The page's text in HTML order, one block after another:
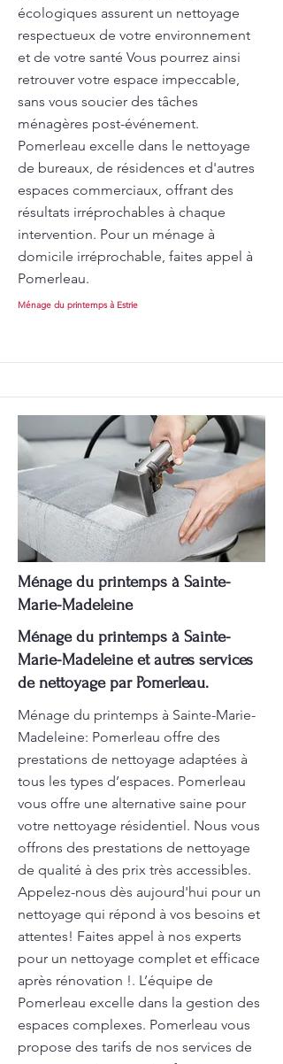
écologiques assurent un nettoyage
respectueux de votre environnement
et de votre santé Vous pourrez ainsi
retrouver votre espace impeccable,
sans vous soucier des tâches
ménagères post-événement.
Pomerleau excelle dans le nettoyage
de bureaux, de résidences et d'autres
espaces commerciaux, offrant des
résultats irréprochables à chaque
intervention. Pour un ménage à
domicile irréprochable, faites appel à
Pomerleau.
Ménage du printemps à Estrie
Ménage du printemps à Sainte-
Marie-Madeleine
Ménage du printemps à Sainte-
Marie-Madeleine et autres services
de nettoyage par Pomerleau.
Ménage du printemps à Sainte-Marie-
Madeleine: Pomerleau offre des
prestations de nettoyage adaptées à
tous les types d’espaces. Pomerleau
vous offre une alternative saine pour
votre nettoyage résidentiel. Nous vous
offrons des prestations de nettoyage
de qualité à des prix très accessibles.
Appelez-nous dès aujourd'hui pour un
nettoyage qui répond à vos besoins et
attentes! Faites appel à nos experts
pour un nettoyage complet et efficace
après rénovation !. L’équipe de
Pomerleau excelle dans la gestion des
espaces complexes. Pomerleau vous
propose des tarifs de nos services de